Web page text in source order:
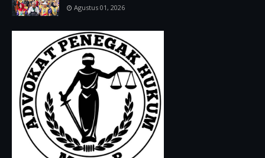
Agustus 01, 2026